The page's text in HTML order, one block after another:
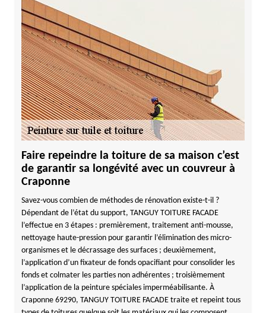
Faire repeindre la toiture de sa maison c’est
de garantir sa longévité avec un couvreur à
Craponne
Savez-vous combien de méthodes de rénovation existe-t-il ?
Dépendant de l’état du support, TANGUY TOITURE FACADE
l’effectue en 3 étapes : premièrement, traitement anti-mousse,
nettoyage haute-pression pour garantir l’élimination des micro-
organismes et le décrassage des surfaces ; deuxièmement,
l’application d’un fixateur de fonds opacifiant pour consolider les
fonds et colmater les parties non adhérentes ; troisièmement
l’application de la peinture spéciales imperméabilisante. À
Craponne 69290, TANGUY TOITURE FACADE traite et repeint tous